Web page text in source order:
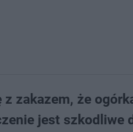
zakazem, że
jest szkodliwe